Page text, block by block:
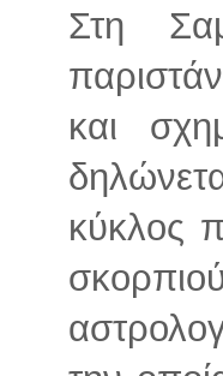
Στη
και
κύκλος